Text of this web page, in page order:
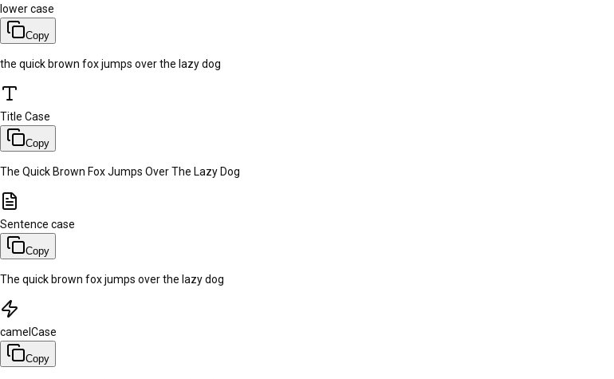
lower case
Copy
the quick brown fox jumps over the lazy dog
Title Case
Copy
The Quick Brown Fox Jumps Over The Lazy Dog
Sentence case
Copy
The quick brown fox jumps over the lazy dog
camelCase
Copy